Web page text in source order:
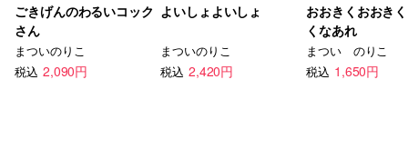
ごきげんのわるいコック
さん
まついのりこ
税込 2,090円
よいしょよいしょ
まついのりこ
税込 2,420円
おおきくおおき
くなあれ
まつい のりこ
税込 1,650円